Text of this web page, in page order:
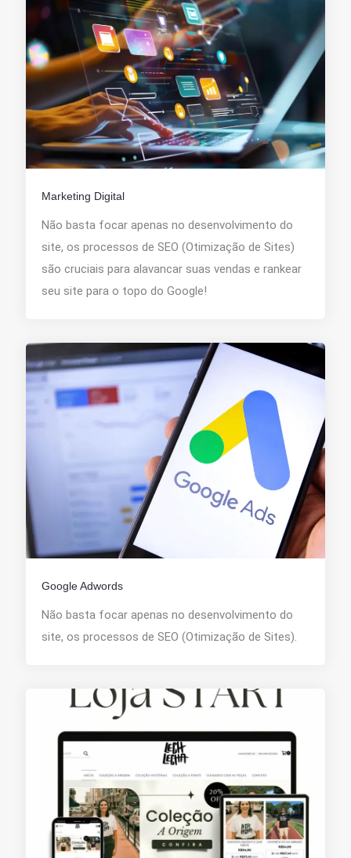
Marketing Digital
Não basta focar apenas no desenvolvimento do
site, os processos de SEO (Otimização de Sites)
são cruciais para alavancar suas vendas e rankear
seu site para o topo do Google!
Google Adwords
Não basta focar apenas no desenvolvimento do
site, os processos de SEO (Otimização de Sites).